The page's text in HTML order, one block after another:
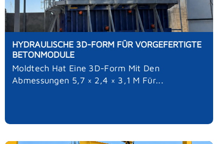
HYDRAULISCHE 3D-FORM FÜR VORGEFERTIGTE
BETONMODULE
Moldtech Hat Eine 3D-Form Mit Den
Abmessungen 5,7 × 2,4 × 3,1 M Für...